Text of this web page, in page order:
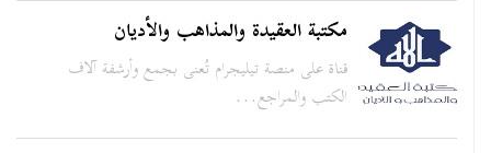
مكتبة العقيدة والمذاهب والأديان
قناة على منصة تيليجرام تُعنى بجمع وأرشفة آلاف
الكتب والمراجع...